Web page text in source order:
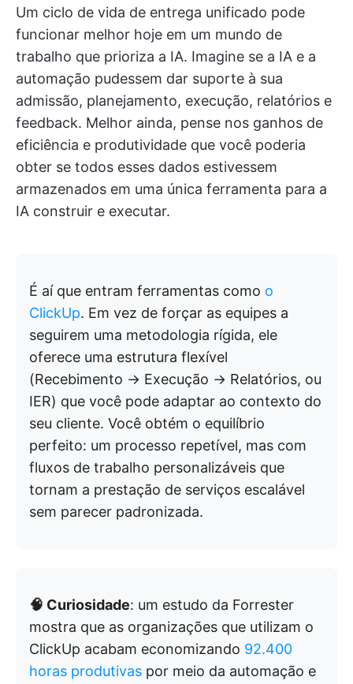
Um ciclo de vida de entrega unificado pode
funcionar melhor hoje em um mundo de
trabalho que prioriza a IA. Imagine se a IA e a
automação pudessem dar suporte à sua
admissão, planejamento, execução, relatórios e
feedback. Melhor ainda, pense nos ganhos de
eficiência e produtividade que você poderia
obter se todos esses dados estivessem
armazenados em uma única ferramenta para a
IA construir e executar.
É aí que entram ferramentas como o
ClickUp. Em vez de forçar as equipes a
seguirem uma metodologia rígida, ele
oferece uma estrutura flexível
(Recebimento → Execução → Relatórios, ou
IER) que você pode adaptar ao contexto do
seu cliente. Você obtém o equilíbrio
perfeito: um processo repetível, mas com
fluxos de trabalho personalizáveis que
tornam a prestação de serviços escalável
sem parecer padronizada.
🧠 Curiosidade: um estudo da Forrester
mostra que as organizações que utilizam o
ClickUp acabam economizando 92.400
horas produtivas por meio da automação e